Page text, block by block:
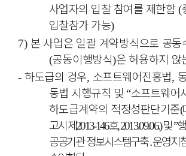
사업자의 입찰 참여를 제한함(
입찰참가 가능)
7) 본 사업은 일괄 계약방식으로 공동
(공동이행방식)은 허용하지 않
- 하도급의 경우, 소프트웨어진흥법,
동법 시행규칙 및 “소프트웨어
하도급계약의 적정성판단기준(
고시 제2013-146호, 2013.09.06.)및”
공공기관 정보시스템구축․운영지